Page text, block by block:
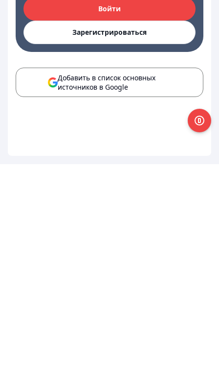
Войти
Зарегистрироваться
Добавить в список основных
источников в Google